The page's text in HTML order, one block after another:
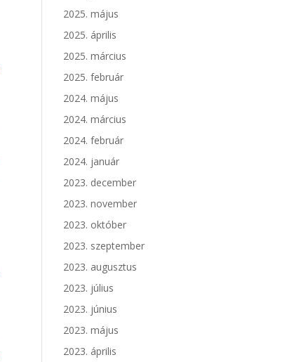
2025. május
2025. április
2025. március
2025. február
2024. május
2024. március
2024. február
2024. január
2023. december
2023. november
2023. október
2023. szeptember
2023. augusztus
2023. július
2023. június
2023. május
2023. április